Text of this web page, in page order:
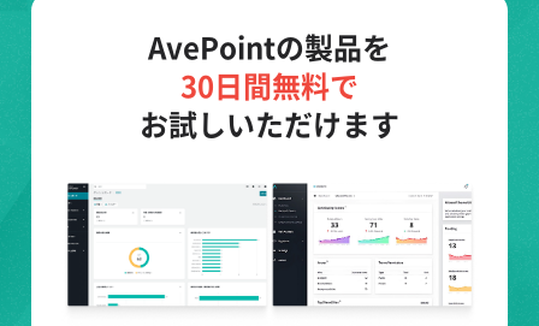
AvePointの製品を
30日間無料で
お試しいただけます